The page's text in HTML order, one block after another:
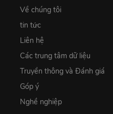
Về chúng tôi
tin tức
Liên hệ
Các trung tâm dữ liệu
Truyền thông và Đánh giá
Góp ý
Nghề nghiệp